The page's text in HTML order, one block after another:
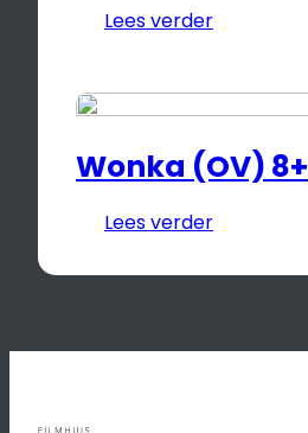
Lees verder
Wonka (OV) 8+
Lees verder